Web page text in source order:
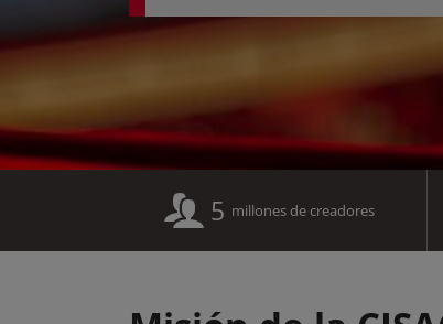
5 millones de creadores